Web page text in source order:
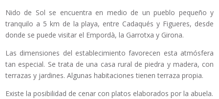
Nido de Sol se encuentra en medio de un pueblo pequeño y
tranquilo a 5 km de la playa, entre Cadaqués y Figueres, desde
donde se puede visitar el Empordà, la Garrotxa y Girona.
Las dimensiones del establecimiento favorecen esta atmósfera
tan especial. Se trata de una casa rural de piedra y madera, con
terrazas y jardines. Algunas habitaciones tienen terraza propia.
Existe la posibilidad de cenar con platos elaborados por la abuela.